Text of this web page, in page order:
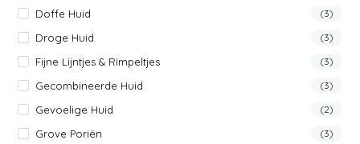
Doffe Huid (3)
Droge Huid (3)
Fijne Lijntjes & Rimpeltjes (3)
Gecombineerde Huid (3)
Gevoelige Huid (2)
Grove Poriën (3)